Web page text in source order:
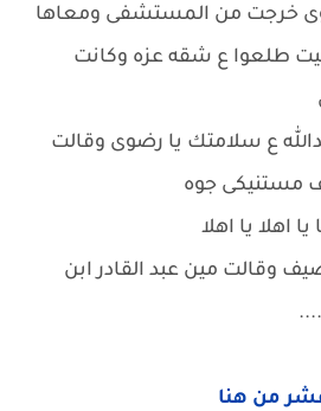
خرجت من المستشفى ومعاها
طلعوا ع شقه عزه وكانت
ع سلامتك يا رضوى وقالت
مستنيكى جوه
اهلا يا اهلا
وقالت مين عبد القادر ابن
من هنا